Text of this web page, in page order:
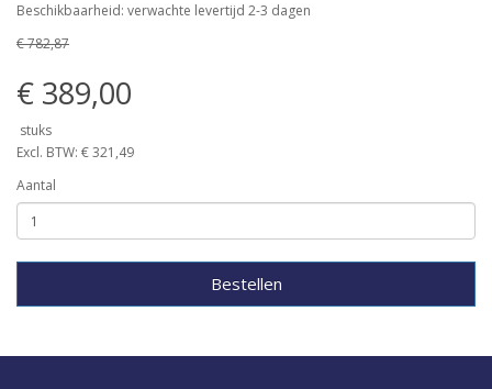
Beschikbaarheid: verwachte levertijd 2-3 dagen
€ 782,87
€ 389,00
stuks
Excl. BTW: € 321,49
Aantal
Bestellen